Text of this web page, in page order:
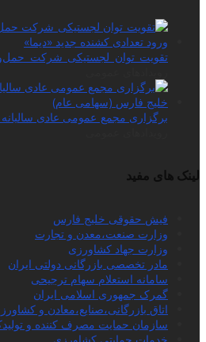
تقویت توان لجستیکی شرکت
برگزاری مجمع عمومی عادی
لینک های مفید
فیش حقوقی خلیج فارس
وزارت صنعت،معدن و تجارت
وزارت جهاد کشاورزی
مادر تخصصی بازرگانی دولتی ایران
سامانه استعلام سهام ترجیحی
گمرک جمهوری اسلامی ایران
اتاق بازرگانی،صنایع،معادن و
سازمان حمایت مصرف کننده و